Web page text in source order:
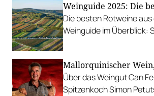
beliebt.
Weinguide 2025: Die
Die besten Rotweine
Weinguide im Überblick:
Mallorquinischer
Über das Weingut Can
Spitzenkoch Simon